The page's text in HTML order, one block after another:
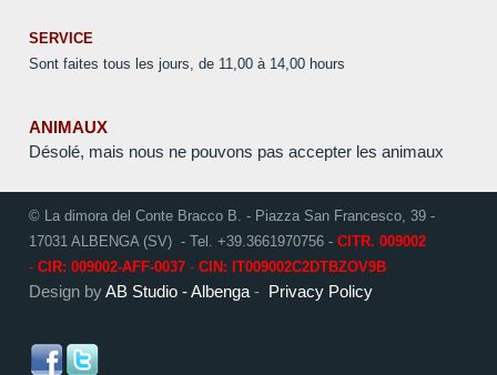
SERVICE
Sont faites tous les jours, de 11,00 à 14,00 hours
ANIMAUX
Désolé, mais nous ne pouvons pas accepter les animaux
© La dimora del Conte Bracco B. - Piazza San Francesco, 39 -
17031 ALBENGA (SV) - Tel. +39.3661970756 -CITR. 009002
- CIR: 009002-AFF-0037 -CIN: IT009002C2DTBZOV9B
Design byAB Studio - Albenga - Privacy Policy